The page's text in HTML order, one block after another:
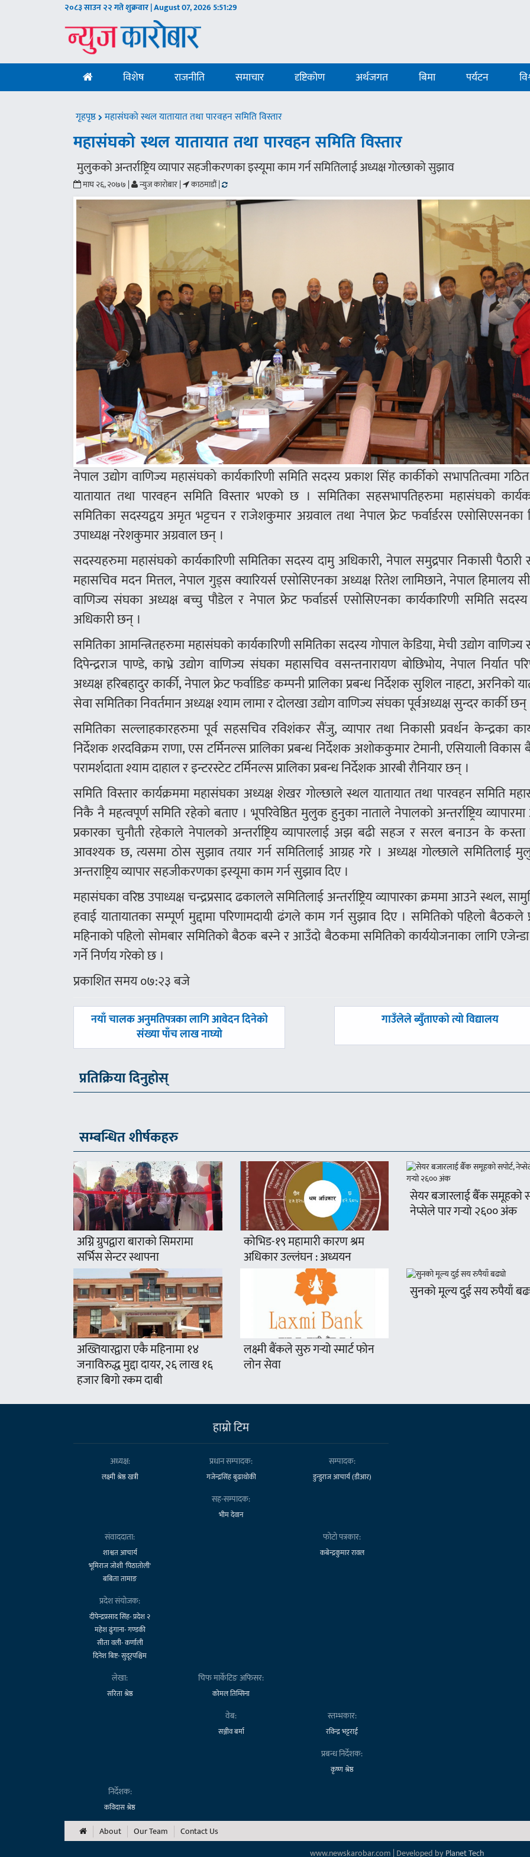
२०८३ साउन २२ गते शुक्रवार | August 07, 2026 5:51:30
विशेष राजनीति समाचार दृष्टिकोण अर्थजगत बिमा पर्यटन
गृहपृष्ठ महासंघको स्थल यातायात तथा पारवहन समिति विस्तार
महासंघको स्थल यातायात तथा पारवहन समिति विस्तार
मुलुकको अन्तर्राष्ट्रिय व्यापार सहजीकरणका इस्यूमा काम गर्न समितिलाई अध्यक्ष गोल्छाको सुझाव
माघ २६, २०७७ | न्युज कारोबार | काठमाडौं |
नेपाल उद्योग वाणिज्य महासंघको कार्यकारिणी समिति सदस्य प्रकाश सिंह कार्कीको सभापतित्वमा
यातायात तथा पारवहन समिति विस्तार भएको छ । समितिका सहसभापतिहरुमा महासंघको
समितिका सदस्यद्वय अमृत भट्टचन र राजेशकुमार अग्रवाल तथा नेपाल फ्रेट फर्वार्डरस एसोसिएसनका
उपाध्यक्ष नरेशकुमार अग्रवाल छन् ।
सदस्यहरुमा महासंघको कार्यकारिणी समितिका सदस्य दामु अधिकारी, नेपाल समुद्रपार निकासी
महासचिव मदन मित्तल, नेपाल गुड्स क्यारियर्स एसोसिएनका अध्यक्ष रितेश लामिछाने, नेपाल हिमालय
वाणिज्य संघका अध्यक्ष बच्चु पौडेल र नेपाल फ्रेट फर्वाडर्स एसोसिएनका कार्यकारिणी समिति
अधिकारी छन् ।
समितिका आमन्त्रितहरुमा महासंघको कार्यकारिणी समितिका सदस्य गोपाल केडिया, मेची उद्योग
दिपेन्द्रराज पाण्डे, काभ्रे उद्योग वाणिज्य संघका महासचिव वसन्तनारायण बोछिभोय, नेपाल निर्यात
अध्यक्ष हरिबहादुर कार्की, नेपाल फ्रेट फर्वाडिङ कम्पनी प्रालिका प्रबन्ध निर्देशक सुशिल नाहटा, अरनिको
सेवा समितिका निवर्तमान अध्यक्ष श्याम लामा र दोलखा उद्योग वाणिज्य संघका पूर्वअध्यक्ष सुन्दर कार्की छन्
समितिका सल्लाहकारहरुमा पूर्व सहसचिव रविशंकर सैंजु, व्यापार तथा निकासी प्रवर्धन केन्द्रका
निर्देशक शरदविक्रम राणा, एस टर्मिनल्स प्रालिका प्रबन्ध निर्देशक अशोककुमार टेमानी, एसियाली
परामर्शदाता श्याम दाहाल र इन्टरस्टेट टर्मिनल्स प्रालिका प्रबन्ध निर्देशक आरबी रौनियार छन् ।
समिति विस्तार कार्यक्रममा महासंघका अध्यक्ष शेखर गोल्छाले स्थल यातायात तथा पारवहन समिति
निकै नै महत्वपूर्ण समिति रहेको बताए । भूपरिवेष्ठित मुलुक हुनुका नाताले नेपालको अन्तर्राष्ट्रिय
प्रकारका चुनौती रहेकाले नेपालको अन्तर्राष्ट्रिय व्यापारलाई अझ बढी सहज र सरल बनाउन के
आवश्यक छ, त्यसमा ठोस सुझाव तयार गर्न समितिलाई आग्रह गरे । अध्यक्ष गोल्छाले समितिलाई
अन्तराष्ट्रिय व्यापार सहजीकरणका इस्यूमा काम गर्न सुझाव दिए ।
महासंघका वरिष्ठ उपाध्यक्ष चन्द्रप्रसाद ढकालले समितिलाई अन्तर्राष्ट्रिय व्यापारका क्रममा आउने स्थल,
हवाई यातायातका सम्पूर्ण मुद्दामा परिणामदायी ढंगले काम गर्न सुझाव दिए । समितिको पहिलो बैठकले
महिनाको पहिलो सोमबार समितिको बैठक बस्ने र आउँदो बैठकमा समितिको कार्ययोजनाका लागि
गर्ने निर्णय गरेको छ ।
प्रकाशित समय ०७:२३ बजे
पछिल्लाे
नयाँ चालक अनुमतिपत्रका लागि आवेदन दिनेको
संख्या पाँच लाख नाघ्यो
अघिल्लाे
गाउँलेले ब्युँताएको त्यो विद्यालय
प्रतिक्रिया दिनुहोस्
सम्बन्धित शीर्षकहरु
अग्नि ग्रुपद्वारा बाराको सिमरामा
सर्भिस सेन्टर स्थापना
कोभिड-१९ महामारी कारण श्रम
अधिकार उल्लंघन : अध्ययन
सेयर बजारलाई बैँक समूहको
नेप्सेले पार गर्‍यो २६०० अंक
अख्तियारद्वारा एकै महिनामा १४
जनाविरुद्ध मुद्दा दायर, २६ लाख १६
हजार बिगो रकम दाबी
लक्ष्मी बैंकले सुरु गर्‍यो स्मार्ट फोन
लोन सेवा
सुनको मूल्य दुई सय रुपैयाँ
हाम्राे टिम
अध्यक्ष:
लक्ष्मी श्रेष्ठ खत्री
प्रधान सम्पादक:
गजेन्द्रसिंह बुढाथोकी
सम्पादक:
डुन्डुराज आचार्य (डीआर)
सह-सम्पादक:
भीम देवान
संवाददाता:
शाश्वत आचार्य
भूमिराज जोशी 'पिठातोली'
बबिता तामाङ
फोटो पत्रकार:
कबेन्द्रकुमार रावल
प्रदेश संयोजक:
दीपेन्द्रप्रसाद सिंह- प्रदेश २
महेश ढुंगाना- गण्डकी
सीता वली- कर्णाली
दिनेश बिष्ट- सुदूरपश्चिम
लेखा:
सरिता श्रेष्ठ
चिफ मार्केटिङ अफिसर:
कोमल तिम्सिना
वेब:
सञ्जीव बर्मा
स्तम्भकार:
रविन्द्र भट्टराई
प्रबन्ध निर्देशक:
कृष्ण श्रेष्ठ
निर्देशक:
कविदास श्रेष्ठ
About Our Team Contact Us
www.newskarobar.com | Developed byPlanet Tech